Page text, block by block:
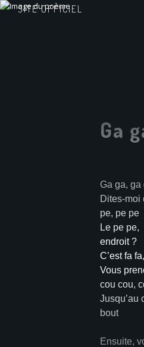
SITE OFFICIEL
Ga
Ga ga, ga
Dites-moi
pe, pe pe
Le pe
endroit ?
C’est fa
Vous
cou cou,
Jusqu’au
bout
Ensuite,